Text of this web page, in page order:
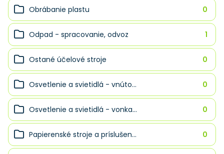
Obrábanie plastu 0
Odpad - spracovanie, odvoz 1
Ostané účelové stroje 0
Osvetlenie a svietidlá - vnúto... 0
Osvetlenie a svietidlá - vonka... 0
Papierenské stroje a príslušen... 0